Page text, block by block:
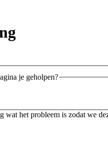
je geholpen?
wat het probleem is zodat we